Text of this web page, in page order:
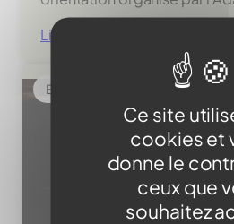
Lire la suite
Forum
orientation
Evenements
Ce site
cookies et
donne le
ceux que
souhaitez